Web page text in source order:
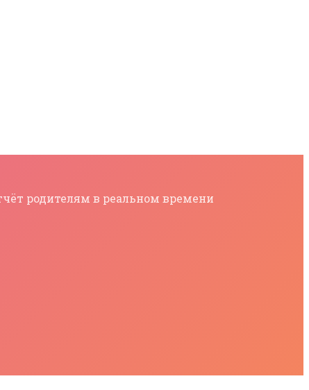
родителям в реальном времени